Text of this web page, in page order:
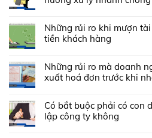
Những rủi ro khi mượn
tiền khách hàng
Những rủi ro mà doanh
xuất hoá đơn trước khi
Có bắt buộc phải có con
lập công ty không